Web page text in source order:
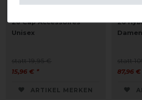
26 Cap Accessoires
Unisex
statt 19,95 €
15,96 € *
ARTIKEL MERKEN
26
Damen
statt
87,96